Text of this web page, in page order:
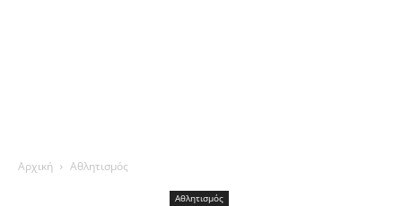
Αρχική Αθλητισμός
Αθλητισμός